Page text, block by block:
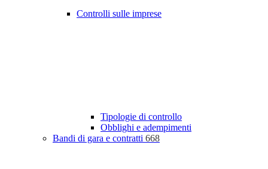
Controlli sulle imprese
Tipologie di controllo
Obblighi e adempimenti
Bandi di gara e contratti 668